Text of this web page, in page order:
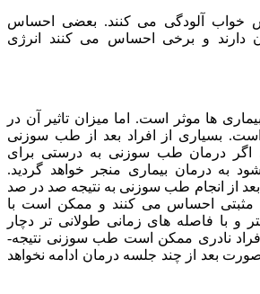
خواب آلودگی می­ کنند. بعضی احساس
دارند و برخی احساس می­ کنند انرژی
ها موثر است. اما میزان تاثیر آن در
بسیاری از افراد بعد از طب سوزنی
اگر درمان طب سوزنی به درستی برای
به درمان بیماری منجر خواهد گردید.
از انجام طب سوزنی به نتیجه صد در صد
مثبتی احساس می ­کنند و ممکن است با
و با فاصله­ های زمانی طولانی­ تر دچار
علائم قبلی بشوند. در افراد نادری ممکن است طب سوزنی نتیجه­
بعد از چند جلسه درمان ادامه نخواهد